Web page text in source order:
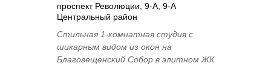
проспект Революции, 9-А, 9-А
Центральный район
Стильная 1-комнатная студия с
шикарным видом из окон на
Благовещенский Собор в элитном ЖК